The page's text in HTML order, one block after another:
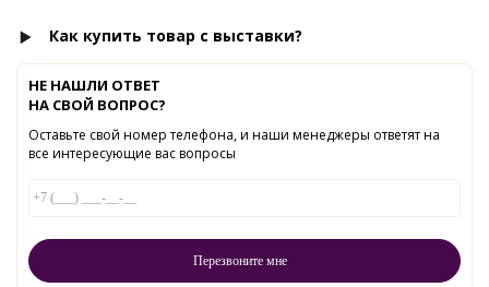
Как купить товар с выставки?
НЕ НАШЛИ ОТВЕТ
НА СВОЙ ВОПРОС?
Оставьте свой номер телефона, и наши менеджеры ответят на
все интересующие вас вопросы